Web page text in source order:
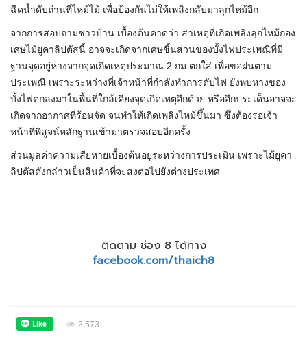
ฉีดน้ำดับถ่านที่ไหม้ไม้ เพื่อป้องกันไม่ให้เพลิงกลับมาลุกไหม้อีก
จากการสอบถามชาวบ้าน เบื้องต้นคาดว่า สาเหตุที่เกิดเพลิงลุกไหม้กอง
เศษไม้ยูคาลิปตัสนี้ อาจจะเกิดจากเศษชิ้นส่วนของบั้งไฟประเพณีที่มี
ฐานจุดอยู่ห่างจากจุดเกิดเหตุประมาณ 2 กม.ตกใส่ เพื่อขอฝนตาม
ประเพณี เพราะระหว่างที่เจ้าหน้าที่กำลังทำการดับไฟ ยังพบหางของ
บั้งไฟตกลงมาในพื้นที่ใกล้เคียงจุดเกิดเหตุอีกด้วย หรืออีกประเด็นอาจจะ
เกิดจากอากาศที่ร้อนจัด จนทำให้เกิดเพลิงไหม้ขึ้นมา ซึ่งต้องรอเจ้า
หน้าที่พิสูจน์หลักฐานเข้ามาตรวจสอบอีกครั้ง
ส่วนมูลค่าความเสียหายเบื้องต้นอยู่ระหว่างการประเมิน เพราะไม้ยูคา
ลิปตัสดังกล่าวเป็นสินค้าที่จะส่งต่อไปยังต่างประเทศ
ติดตาม ช่อง 8 ได้ทาง
facebook.com/thaich8
2,573